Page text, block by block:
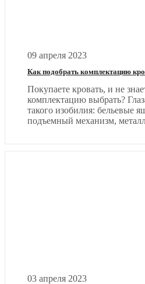
09 апреля 2023
Как подобрать комплектацию
Покупаете кровать, и не
комплектацию выбрать?
такого изобилия: бельевые
подъемный механизм,
03 апреля 2023